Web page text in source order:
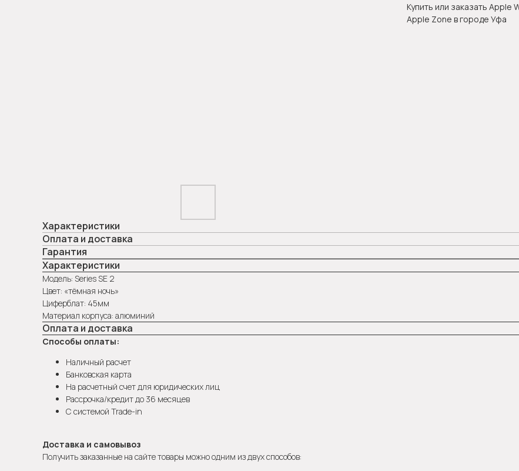
Купить или заказать Apple
Apple Zone в городе Уфа
Характеристики
Оплата и доставка
Гарантия
Характеристики
Модель: Series SE 2
Цвет: «тёмная ночь»
Циферблат: 45мм
Материал корпуса: алюминий
Оплата и доставка
Способы оплаты:
Наличный расчет
Банковская карта
На расчетный счет для юридических лиц
Рассрочка/кредит до 36 месяцев
С системой Trade-in
Доставка и самовывоз
Получить заказанные на сайте товары можно одним из двух способов: